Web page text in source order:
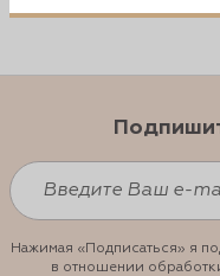
Нажимая «Подписаться» я
в отношении